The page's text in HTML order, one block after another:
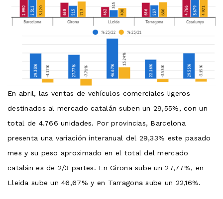
En abril, las ventas de vehículos comerciales ligeros
destinados al mercado catalán suben un 29,55%, con un
total de 4.766 unidades. Por provincias, Barcelona
presenta una variación interanual del 29,33% este pasado
mes y su peso aproximado en el total del mercado
catalán es de 2/3 partes. En Girona sube un 27,77%, en
Lleida sube un 46,67% y en Tarragona sube un 22,16%.